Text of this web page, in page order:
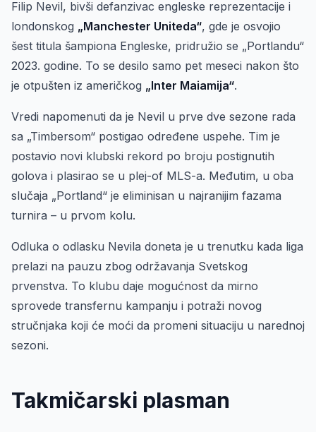
Filip Nevil, bivši defanzivac engleske reprezentacije i
londonskog „Manchester Uniteda“, gde je osvojio
šest titula šampiona Engleske, pridružio se „Portlandu“
2023. godine. To se desilo samo pet meseci nakon što
je otpušten iz američkog „Inter Maiamija“.
Vredi napomenuti da je Nevil u prve dve sezone rada
sa „Timbersom“ postigao određene uspehe. Tim je
postavio novi klubski rekord po broju postignutih
golova i plasirao se u plej-of MLS-a. Međutim, u oba
slučaja „Portland“ je eliminisan u najranijim fazama
turnira – u prvom kolu.
Odluka o odlasku Nevila doneta je u trenutku kada liga
prelazi na pauzu zbog održavanja Svetskog
prvenstva. To klubu daje mogućnost da mirno
sprovede transfernu kampanju i potraži novog
stručnjaka koji će moći da promeni situaciju u narednoj
sezoni.
Takmičarski plasman